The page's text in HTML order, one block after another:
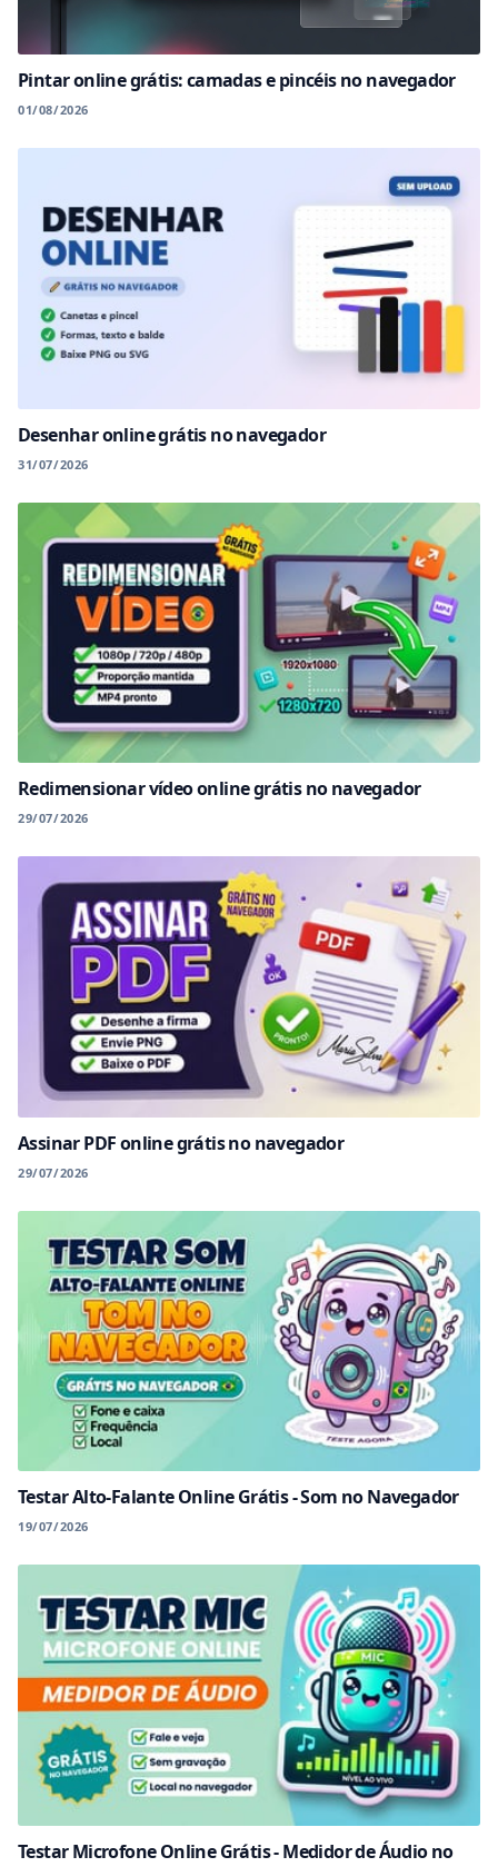
Pintar online grátis: camadas e pincéis no navegador
01/08/2026
Desenhar online grátis no navegador
31/07/2026
Redimensionar vídeo online grátis no navegador
29/07/2026
Assinar PDF online grátis no navegador
29/07/2026
Testar Alto-Falante Online Grátis - Som no Navegador
19/07/2026
Testar Microfone Online Grátis - Medidor de Áudio no